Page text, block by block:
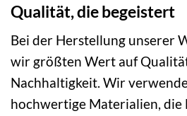
Qualität, die begeistert
Bei der Herstellung unserer
wir größten Wert auf
Nachhaltigkeit. Wir
hochwertige Materialien, die